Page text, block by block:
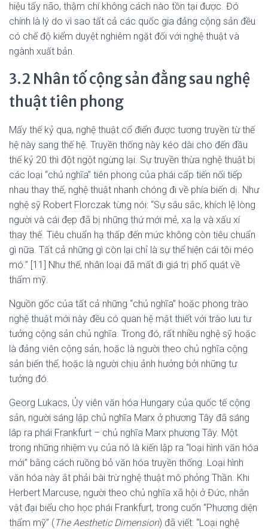
hiệu tẩy não, thậm chí không cách nào tồn tại được. Đó
chính là lý do vì sao tất cả các quốc gia đảng cộng sản đều
có chế độ kiểm duyệt nghiêm ngặt đối với nghệ thuật và
ngành xuất bản.
3.2 Nhân tố cộng sản đằng sau nghệ
thuật tiên phong
Mấy thế kỷ qua, nghệ thuật cổ điển được tương truyền từ thế
hệ này sang thế hệ. Truyền thống này kéo dài cho đến đầu
thế kỷ 20 thì đột ngột ngừng lại. Sự truyền thừa nghệ thuật bị
các loại “chủ nghĩa” tiên phong của phái cấp tiến nối tiếp
nhau thay thế, nghệ thuật nhanh chóng đi về phía biến dị. Như
nghệ sỹ Robert Florczak từng nói: “Sự sâu sắc, khích lệ lòng
người và cái đẹp đã bị những thứ mới mẻ, xa lạ và xấu xí
thay thế. Tiêu chuẩn hạ thấp đến mức không còn tiêu chuẩn
gì nữa. Tất cả những gì còn lại chỉ là sự thể hiện cái tôi méo
mó.” [11] Như thế, nhân loại đã mất đi giá trị phổ quát về
thẩm mỹ.
Nguồn gốc của tất cả những “chủ nghĩa” hoặc phong trào
nghệ thuật mới này đều có quan hệ mật thiết với trào lưu tư
tưởng cộng sản chủ nghĩa. Trong đó, rất nhiều nghệ sỹ hoặc
là đảng viên cộng sản, hoặc là người theo chủ nghĩa cộng
sản biến thể, hoặc là người chịu ảnh hưởng bởi những tư
tưởng đó.
Georg Lukacs, Ủy viên văn hóa Hungary của quốc tế cộng
sản, người sáng lập chủ nghĩa Marx ở phương Tây đã sáng
lâp ra phái Frankfurt – chủ nghĩa Marx phương Tây. Một
trong những nhiệm vụ của nó là kiến lập ra “loại hình văn hóa
mới” bằng cách ruồng bỏ văn hóa truyền thống. Loại hình
văn hóa này ắt phải bài trừ nghệ thuật mô phỏng Thần. Khi
Herbert Marcuse, người theo chủ nghĩa xã hội ở Đức, nhân
vật đại biểu cho học phái Frankfurt, trong cuốn “Phương diện
thẩm mỹ” (The Aesthetic Dimension) đã viết: “Loại nghệ